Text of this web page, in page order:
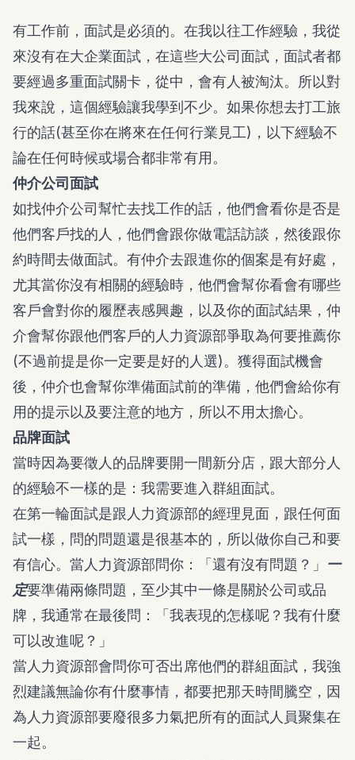
有工作前，面試是必須的。在我以往工作經驗，我從
來沒有在大企業面試，在這些大公司面試，面試者都
要經過多重面試關卡，從中，會有人被淘汰。所以對
我來說，這個經驗讓我學到不少。如果你想去打工旅
行的話(甚至你在將來在任何行業見工)，以下經驗不
論在任何時候或場合都非常有用。
仲介公司面試
如找仲介公司幫忙去找工作的話，他們會看你是否是
他們客戶找的人，他們會跟你做電話訪談，然後跟你
約時間去做面試。有仲介去跟進你的個案是有好處，
尤其當你沒有相關的經驗時，他們會幫你看會有哪些
客戶會對你的履歷表感興趣，以及你的面試結果，仲
介會幫你跟他們客戶的人力資源部爭取為何要推薦你
(不過前提是你一定要是好的人選)。獲得面試機會
後，仲介也會幫你準備面試前的準備，他們會給你有
用的提示以及要注意的地方，所以不用太擔心。
品牌面試
當時因為要徵人的品牌要開一間新分店，跟大部分人
的經驗不一樣的是：我需要進入群組面試。
在第一輪面試是跟人力資源部的經理見面，跟任何面
試一樣，問的問題還是很基本的，所以做你自己和要
有信心。當人力資源部問你：「還有沒有問題？」 一
定要準備兩條問題，至少其中一條是關於公司或品
牌，我通常在最後問：「我表現的怎樣呢？我有什麼
可以改進呢？」
當人力資源部會問你可否出席他們的群組面試，我強
烈建議無論你有什麼事情，都要把那天時間騰空，因
為人力資源部要廢很多力氣把所有的面試人員聚集在
一起。